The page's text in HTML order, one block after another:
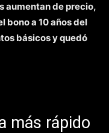
aumentan de precio,
bono a 10 años del
básicos y quedó
más rápido